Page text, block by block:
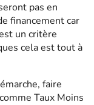
pas en
financement car
un critère
cela est tout à
faire
Taux Moins